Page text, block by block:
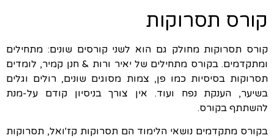
קורס תסרוקות
קורס תסרוקות מחולק גם הוא לשני קורסים שונים: מתחילים
ומתקדמים. בקורס מתחילים של יאיר ורות & חנן קמיר, לומדים
תסרוקות בסיסיות כמו פן, צמות מסוגים שונים, רולים וגלים
בשיער, הענקת נפח ועוד. אין צורך בניסיון קודם על-מנת
להשתתף בקורס.
בקורס מתקדמים נושאי הלימוד הם תסרוקות קז'ואל, תסרוקות